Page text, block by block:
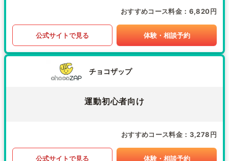
おすすめコース料金 6,820円
公式サイトで見る 体験・相談予約
チョコザップ
運動初心者向け
おすすめコース料金 3,278円
公式サイトで見る 体験・相談予約